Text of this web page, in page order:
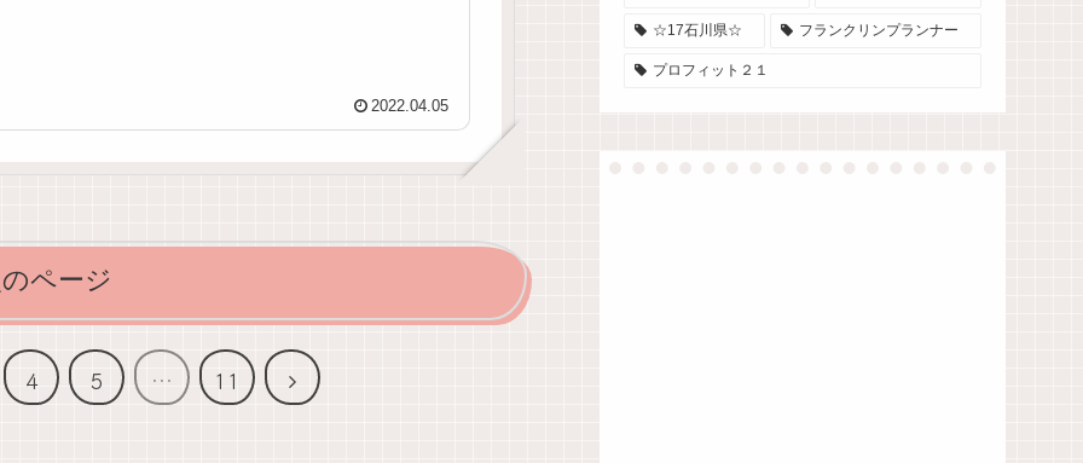
2022.04.05
ページ
4 5 … 11
次
☆17石川県☆ フランクリンプランナー
プロフィット２１